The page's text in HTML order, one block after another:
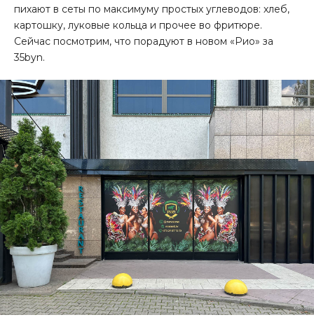
пихают в сеты по максимуму простых углеводов: хлеб,
картошку, луковые кольца и прочее во фритюре.
Сейчас посмотрим, что порадуют в новом «Рио» за
35byn.